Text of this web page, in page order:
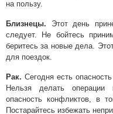
на пользу.
Близнецы. Этот день
следует. Не бойтесь
беритесь за новые дела.
для поездок.
Рак. Сегодня есть
Нельзя делать
опасность конфликтов, в
Постарайтесь избежать